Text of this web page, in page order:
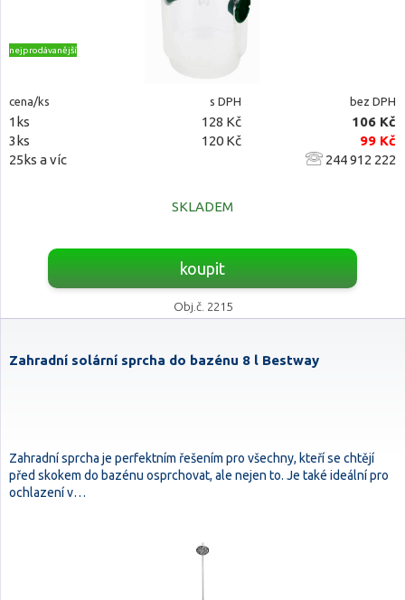
nejprodávanější
cena/ks s DPH bez DPH
1ks 128 Kč
106 Kč
3ks
120 Kč
99 Kč
25ks a víc
244 912 222
SKLADEM
koupit
Obj.č. 2215
Zahradní solární sprcha do bazénu 8 l Bestway
Zahradní sprcha je perfektním řešením pro všechny, kteří se chtějí
před skokem do bazénu osprchovat, ale nejen to. Je také ideální pro
ochlazení v…